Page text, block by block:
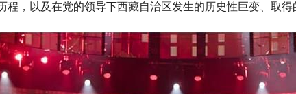
程，以及在党的领导下西藏自治区发生的历史性巨变、取得